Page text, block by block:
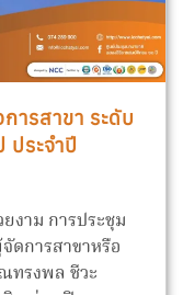
ารสาขา ระดับ
ประจำปี
งาม การประชุม
ดการสาขาหรือ
ทรงพล ชีวะ